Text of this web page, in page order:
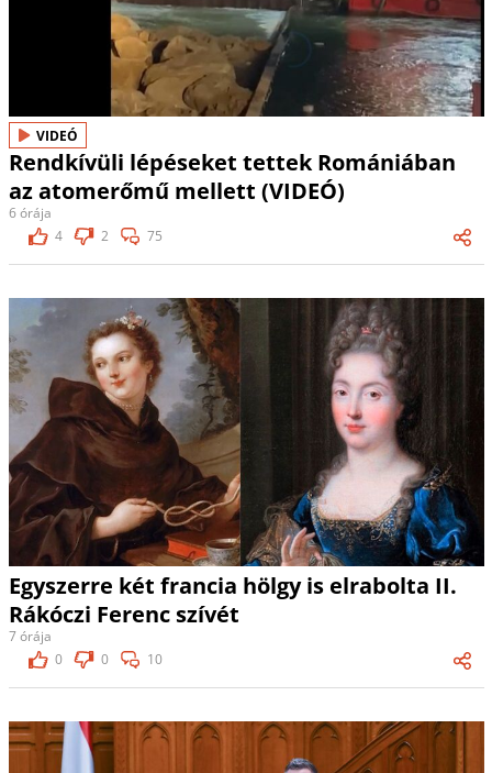
VIDEÓ
Rendkívüli lépéseket tettek Romániában
az atomerőmű mellett (VIDEÓ)
6 órája
4
2 75
Egyszerre két francia hölgy is elrabolta II.
Rákóczi Ferenc szívét
7 órája
0
0 10